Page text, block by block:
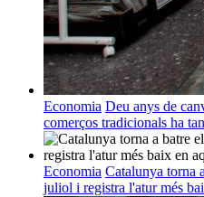
Economia Deu anys de
comerços tradicionals ha
Economia Catalunya torna
juliol i registra l'atur més